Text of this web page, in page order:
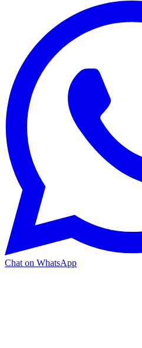
Chat on WhatsApp